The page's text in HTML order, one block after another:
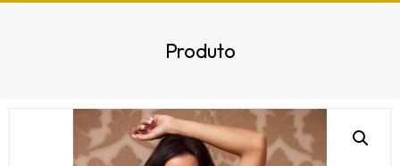
Produto